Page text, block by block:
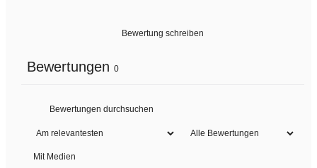
Bewertung schreiben
Bewertungen 0
Mit Medien